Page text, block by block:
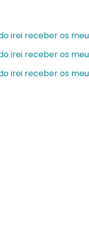
irei receber os
irei receber os
irei receber os